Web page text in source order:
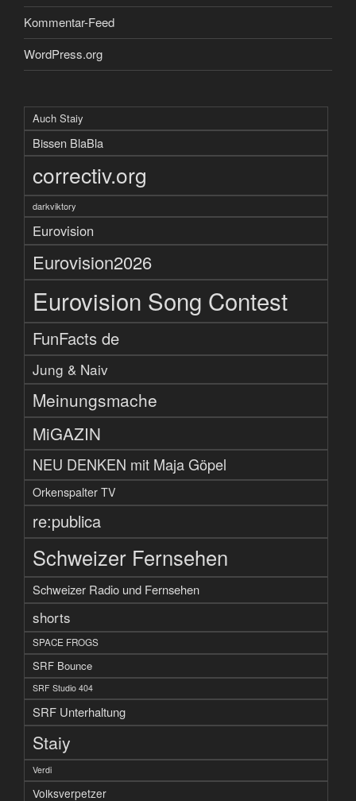
Kommentar-Feed
WordPress.org
Auch Staiy
Bissen BlaBla
correctiv.org
darkviktory
Eurovision
Eurovision2026
Eurovision Song Contest
FunFacts de
Jung & Naiv
Meinungsmache
MiGAZIN
NEU DENKEN mit Maja Göpel
Orkenspalter TV
re:publica
Schweizer Fernsehen
Schweizer Radio und Fernsehen
shorts
SPACE FROGS
SRF Bounce
SRF Studio 404
SRF Unterhaltung
Staiy
Verdi
Volksverpetzer